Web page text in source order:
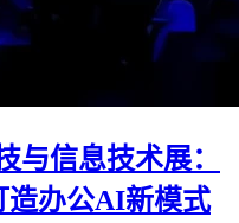
与信息技术展：
造办公AI新模式